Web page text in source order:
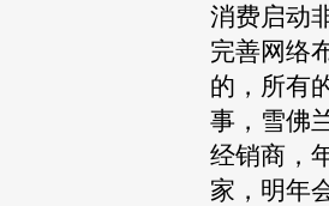
消费启动
完善网络
的，所有
事， 雪佛
经销商，
家，明年